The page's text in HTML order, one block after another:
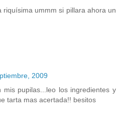
riquísima ummm si pillara ahora un
2009
pupilas...leo los ingredientes y
tarta mas acertada!! besitos